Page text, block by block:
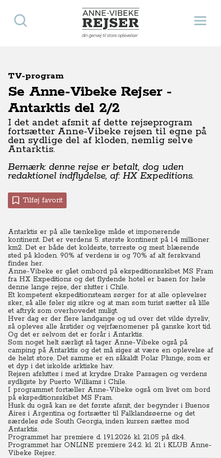
Anne-Vibeke Rejser
din genvej til store oplevelser
Åbn
Søg
TV-program
Se Anne-Vibeke Rejser -
Antarktis del 2/2
I det andet afsnit af dette rejseprogram
fortsætter Anne-Vibeke rejsen til egne på
den sydlige del af kloden, nemlig selve
Antarktis.
Bemærk: denne rejse er betalt, dog uden
redaktionel indflydelse, af: HX Expeditions.
Tilføj favorit
Antarktis er på alle tænkelige måde et imponerende
kontinent. Det er verdens 5. største kontinent på 14 millioner
km2. Det er både det koldeste, tørreste og mest blæsende
sted på kloden. 90% af verdens is og 70% af alt ferskvand
findes her.
Anne-Vibeke er gået ombord på ekspeditionsskibet MS Fram
fra HX Expeditions og det flydende hotel er basen for hele
denne lange rejse, der slutter i Chile.
Et kompetent ekspeditionsteam sørger for at alle oplevelser
sker, så alle føler sig sikre og at man som turist sætter så lille
et aftryk som overhovedet muligt.
Hver dag er der flere landgange og ud over det vilde dyreliv,
så opleves alle årstider og vejrfænomener på ganske kort tid.
Og det er selvom det er forår i Antarktis.
Som noget helt særligt så tager Anne-Vibeke også på
camping på Antarktis og det må siges at være en oplevelse af
de helst store. Det samme er en såkaldt Polar Plunge, som er
et dyp i det iskolde arktiske hav.
Rejsen afsluttes i med at krydse Drake Passagen og verdens
sydligste by Puerto Williams i Chile.
I programmet fortæller Anne-Vibeke også om livet om bord
på ekspeditionsskibet MS Fram.
Husk du også kan se det første afsnit, der begynder i Buenos
Aires i Argentina og fortsætter til Falklandsøerne og det
særdeles øde South Georgia, inden kursen sættes mod
Antarktis.
Programmet har premiere d. 19.1.2026 kl. 21.05 på dk4.
Programmet har ONLINE premiere 24.2. kl. 21i KLUB Anne-
Vibeke Rejser.